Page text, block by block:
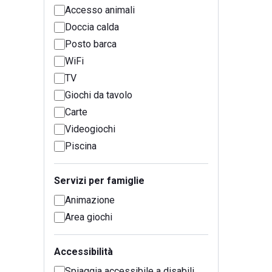
Accesso animali
Doccia calda
Posto barca
WiFi
TV
Giochi da tavolo
Carte
Videogiochi
Piscina
Servizi per famiglie
Animazione
Area giochi
Accessibilità